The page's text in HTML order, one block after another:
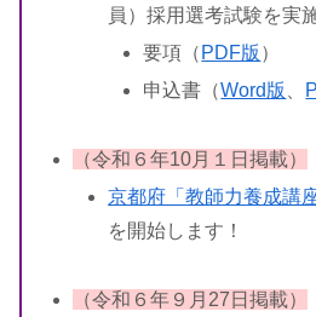
員）採用選考試験を実
要項（ PDF版 ）
申込書（Word版
（令和６年10月１日掲載）
京都府「教師力養成講
を開始します！
（令和 ６ 年９月27日掲載）